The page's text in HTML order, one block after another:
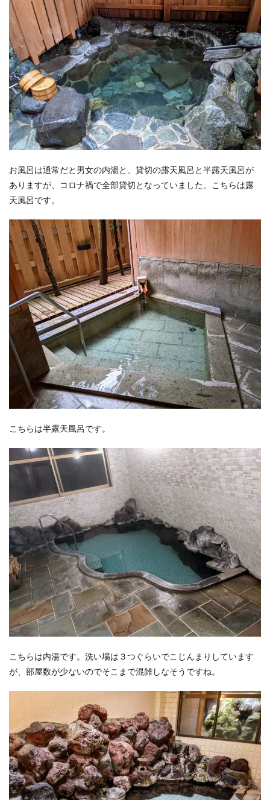
お風呂は通常だと男女の内湯と、貸切の露天風呂と半露天風呂が
ありますが、コロナ禍で全部貸切となっていました。こちらは露
天風呂です。
こちらは半露天風呂です。
こちらは内湯です。洗い場は３つぐらいでこじんまりしています
が、部屋数が少ないのでそこまで混雑しなそうですね。